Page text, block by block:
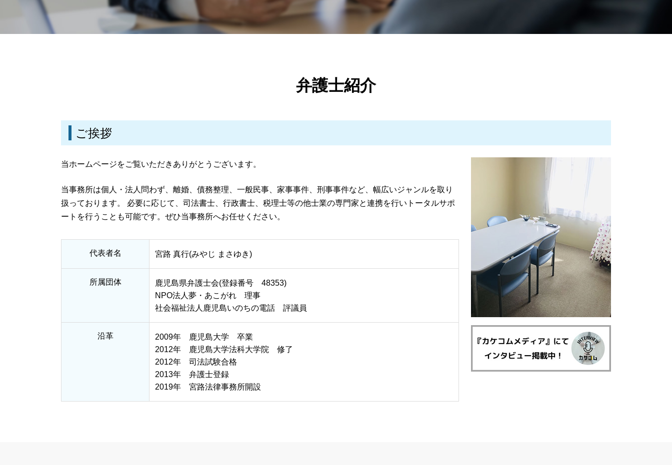
養育費 相場 2 人
親権争いに強い弁護士
財産分与 親からの贈与
離婚 相談 弁護士
親権と監護権 違い
離婚届 必要書類
個人再生 申し立て
債務整理 期間
債務整理 個人再生
債務整理とは デメリット
債務整理 弁護士 おすすめ
債務整理 相談
不動産取引 法律
不動産取引 クレーム
刑事事件 弁護士
刑事事件 訴える
刑事事件 流れ 示談
刑事事件 慰謝料
一般民事・家事事件 弁護士 鹿児島県
債務整理 弁護士 伊佐市
一般民事・家事事件 弁護士 霧島市
離婚 弁護士 霧島市
刑事事件 弁護士 伊佐市
刑事事件 弁護士 霧島市
一般民事・家事事件 弁護士 湧水町
離婚 弁護士 姶良市
刑事事件 弁護士 湧水町
弁護士紹介
ご挨拶
当ホームページをご覧いただきありがとうございます。
当事務所は個人・法人問わず、離婚、債務整理、一般民事、家事事件、刑事事件など、幅広いジャンルを取り
扱っております。 必要に応じて、司法書士、行政書士、税理士等の他士業の専門家と連携を行いトータルサポ
ートを行うことも可能です。ぜひ当事務所へお任せください。
代表者名 宮路 真行(みやじ まさゆき)
所属団体
鹿児島県弁護士会(登録番号 48353)
NPO法人夢・あこがれ 理事
社会福祉法人鹿児島いのちの電話 評議員
沿革
2009年 鹿児島大学 卒業
2012年 鹿児島大学法科大学院 修了
2012年 司法試験合格
2013年 弁護士登録
2019年 宮路法律事務所開設